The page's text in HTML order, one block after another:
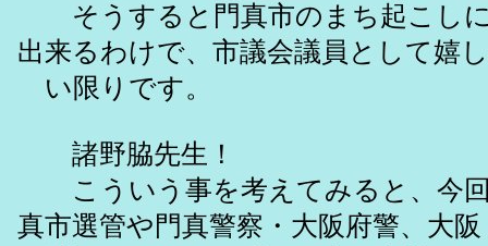
そうすると門真市のまち起こし
出来るわけで、市議会議員として嬉し
い限りです。
諸野脇先生！
こういう事を考えてみると、今
真市選管や門真警察・大阪府警、大阪